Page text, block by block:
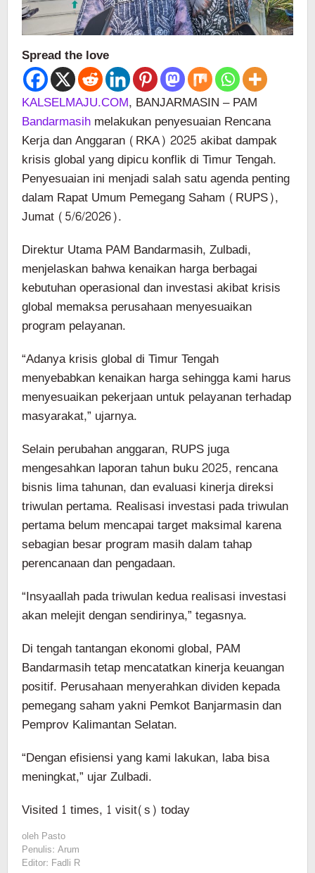
Spread the love
KALSELMAJU.COM, BANJARMASIN – PAM
Bandarmasihmelakukan penyesuaian Rencana
Kerja dan Anggaran (RKA) 2025 akibat dampak
krisis global yang dipicu konflik di Timur Tengah.
Penyesuaian ini menjadi salah satu agenda penting
dalam Rapat Umum Pemegang Saham (RUPS),
Jumat (5/6/2026).
Direktur Utama PAM Bandarmasih, Zulbadi,
menjelaskan bahwa kenaikan harga berbagai
kebutuhan operasional dan investasi akibat krisis
global memaksa perusahaan menyesuaikan
program pelayanan.
“Adanya krisis global di Timur Tengah
menyebabkan kenaikan harga sehingga kami harus
menyesuaikan pekerjaan untuk pelayanan terhadap
masyarakat,” ujarnya.
Selain perubahan anggaran, RUPS juga
mengesahkan laporan tahun buku 2025, rencana
bisnis lima tahunan, dan evaluasi kinerja direksi
triwulan pertama. Realisasi investasi pada triwulan
pertama belum mencapai target maksimal karena
sebagian besar program masih dalam tahap
perencanaan dan pengadaan.
“Insyaallah pada triwulan kedua realisasi investasi
akan melejit dengan sendirinya,” tegasnya.
Di tengah tantangan ekonomi global, PAM
Bandarmasih tetap mencatatkan kinerja keuangan
positif. Perusahaan menyerahkan dividen kepada
pemegang saham yakni Pemkot Banjarmasin dan
Pemprov Kalimantan Selatan.
“Dengan efisiensi yang kami lakukan, laba bisa
meningkat,” ujar Zulbadi.
Visited 1 times, 1 visit(s) today
oleh Pasto
Penulis: Arum
Editor: Fadli R